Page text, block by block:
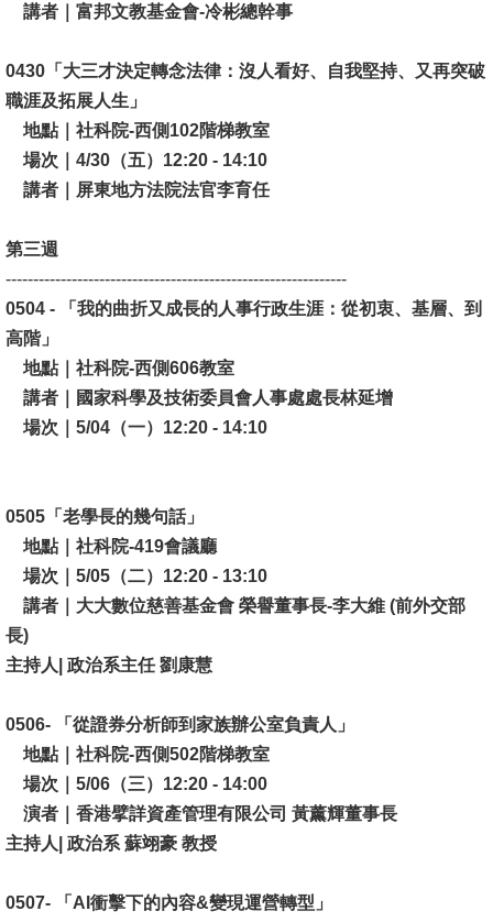
講者｜富邦文教基金會-冷彬總幹事
0430「大三才決定轉念法律：沒人看好、自我堅持、又再突破
職涯及拓展人生」
地點｜社科院-西側102階梯教室
場次｜4/30（五）12:20 - 14:10
講者｜屏東地方法院法官李育任
第三週
--------------------------------------------------------------
0504 - 「我的曲折又成長的人事行政生涯：從初衷、基層、到
高階」
地點｜社科院-西側606教室
講者｜國家科學及技術委員會人事處處長林延增
場次｜5/04（一）12:20 - 14:10
0505「老學長的幾句話」
地點｜社科院-419會議廳
場次｜5/05（二）12:20 - 13:10
講者｜大大數位慈善基金會 榮譽董事長-李大維 (前外交部
長)
主持人| 政治系主任 劉康慧
0506- 「從證券分析師到家族辦公室負責人」
地點｜社科院-西側502階梯教室
場次｜5/06（三）12:20 - 14:00
演者｜香港擘詳資產管理有限公司 黃薰輝董事長
主持人| 政治系 蘇翊豪 教授
0507- 「 AI衝擊下的內容&變現運營轉型」